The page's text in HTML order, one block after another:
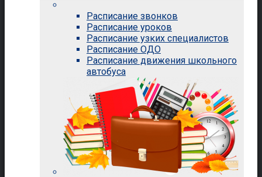
Расписание звонков
Расписание уроков
Расписание узких специалистов
Расписание ОДО
Расписание движения школьного
автобуса